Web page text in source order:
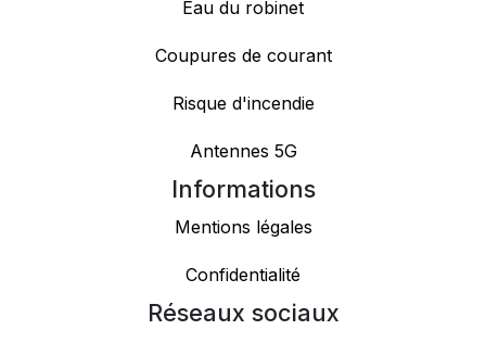
Eau du robinet
Coupures de courant
Risque d'incendie
Antennes 5G
Informations
Mentions légales
Confidentialité
Réseaux sociaux